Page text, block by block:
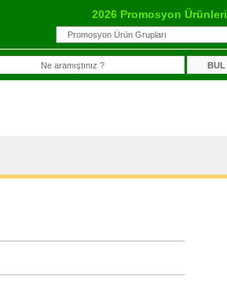
2026 Promosyon Ürünleri